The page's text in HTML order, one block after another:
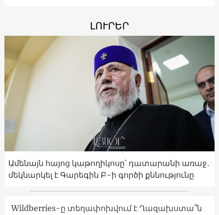
ԼՈՒՐԵՐ
Ամենայն հայոց կաթողիկոսը՝ դատարանի առաջ․
մեկնարկել է Գարեգին Բ-ի գործի քննությունը
Wildberries-ը տեղափոխվում է Ղազախստա՞ն